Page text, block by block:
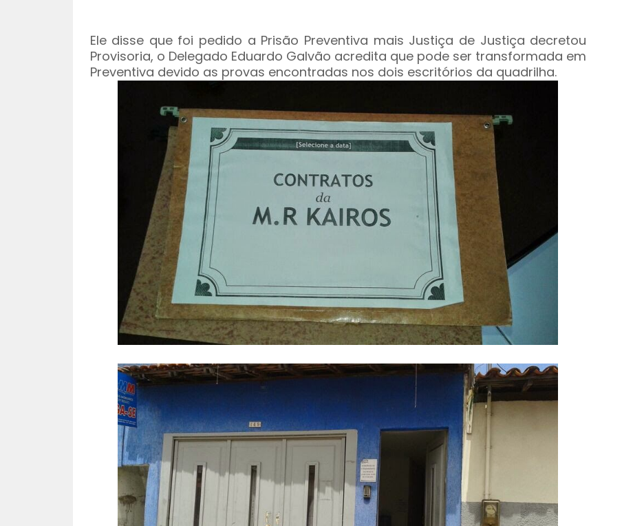
Ele disse que foi pedido a Prisão Preventiva mais Justiça de Justiça decretou
Provisoria, o Delegado Eduardo Galvão acredita que pode ser transformada em
Preventiva devido as provas encontradas nos dois escritórios da quadrilha.